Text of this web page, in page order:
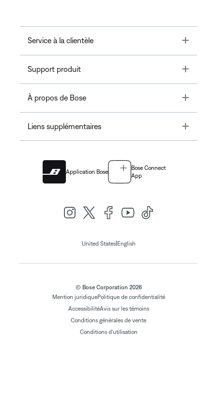
Service à la clientèle Toggle
Support produit Toggle
À propos de Bose Toggle
Liens supplémentaires Toggle
Application Bose
Bose Connect
App
United States| English
© Bose Corporation 2026
Mention juridiquePolitique de confidentialité
AccessibilitéAvis sur les témoins
Conditions générales de vente
Conditions d'utilisation